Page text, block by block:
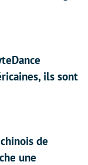
ils sont
de
une